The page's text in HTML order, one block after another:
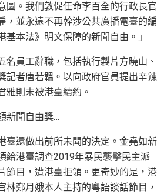
圖。我們敦促任命李百全的行政長官
，並永遠不再幹涉公共廣播電臺的編
基本法》明文保障的新聞自由。」
名員工辭職，包括執行製片方曉山、
記者唐若韞。以向政府官員提出辛辣
雅則未被港臺續約。
新聞自由獎…
臺還做出前所未聞的決定。金堯如新
給港臺調查2019年暴民襲擊民主派
節目，遭港臺拒領。更奇妙的是，港
林鄭月娥本人主持的粵語談話節目，